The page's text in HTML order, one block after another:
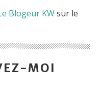
Blogeur KWsur le
MOI